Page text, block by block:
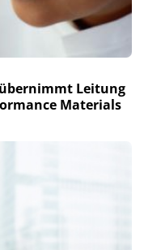
Leitung
Materials